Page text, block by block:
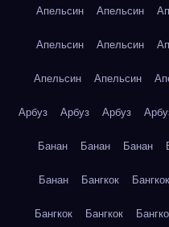
Апельсин Апельсин
Апельсин Апельсин
Апельсин Апельсин
Арбуз Арбуз Арбуз
Банан Банан Банан
Банан Бангкок Бангкок
Бангкок Бангкок